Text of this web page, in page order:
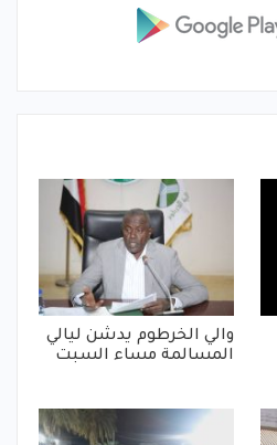
والي الخرطوم يدشن ليالي
المسالمة مساء السبت